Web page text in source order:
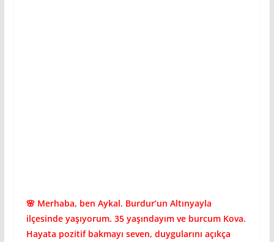
🌸 Merhaba, ben Aykal. Burdur’un Altınyayla
ilçesinde yaşıyorum. 35 yaşındayım ve burcum Kova.
Hayata pozitif bakmayı seven, duygularını açıkça